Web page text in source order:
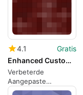
4.1
Gratis
Enhanced Custom Permalinks
Verbeterde
Aangepaste
Permalinks voor